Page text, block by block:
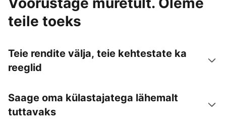
teile toeks
Teie rendite välja, teie kehtestate ka
reeglid
Saage oma külastajatega lähemalt
tuttavaks